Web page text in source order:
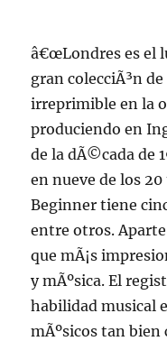
â€œLondres es el
gran colecciÃ³n
irreprimible en la
produciendo en
de la dÃ©cada de
en nueve de los
Beginner tiene
entre otros.
que mÃ¡s
y mÃºsica. El
habilidad musical
mÃºsicos tan bien